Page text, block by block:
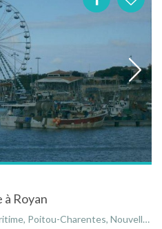
à Royan
Charentes, Nouvelle-Aquitaine, France